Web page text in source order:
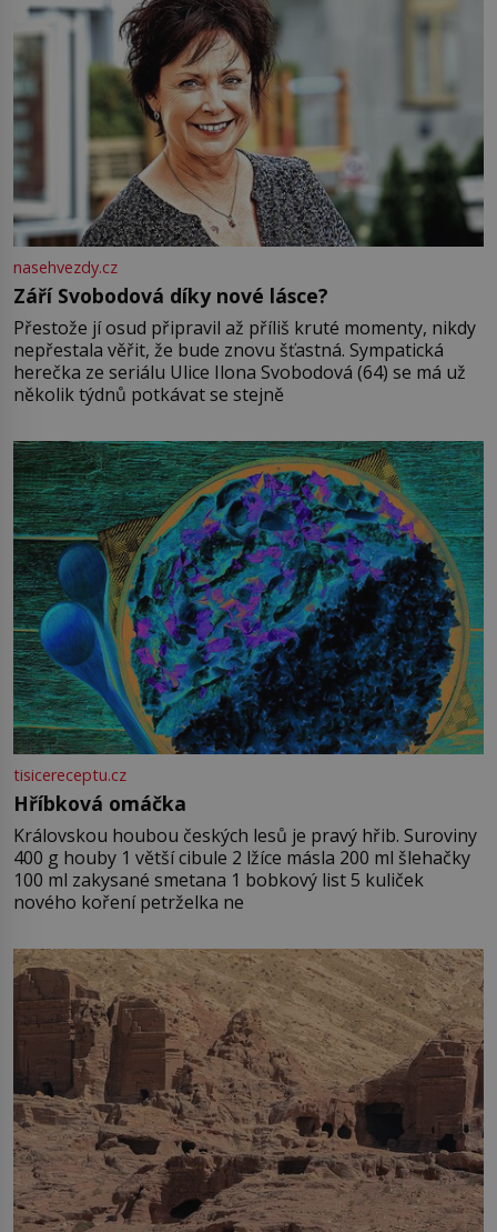
nasehvezdy.cz
Září Svobodová díky nové lásce?
Přestože jí osud připravil až příliš kruté momenty, nikdy
nepřestala věřit, že bude znovu šťastná. Sympatická
herečka ze seriálu Ulice Ilona Svobodová (64) se má už
několik týdnů potkávat se stejně
tisicereceptu.cz
Hříbková omáčka
Královskou houbou českých lesů je pravý hřib. Suroviny
400 g houby 1 větší cibule 2 lžíce másla 200 ml šlehačky
100 ml zakysané smetana 1 bobkový list 5 kuliček
nového koření petrželka ne